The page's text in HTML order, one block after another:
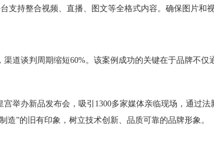
支持整合视频、直播、图文等全格式内容。确保图片
道谈判周期缩短60%。该案例成功的关键在于品牌不
举办新品发布会，吸引1300多家媒体亲临现场，通过
”的旧有印象，树立技术创新、品质可靠的品牌形象。